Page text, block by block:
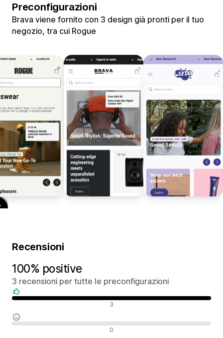
Preconfigurazioni
Brava viene fornito con 3 design già pronti per il tuo
negozio, tra cui Rogue
Recensioni
100% positive
3 recensioni per tutte le preconfigurazioni
3
0